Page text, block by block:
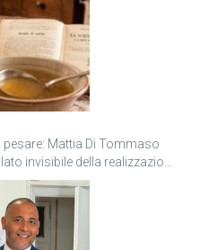
Mattia Di Tommaso
invisibile della realizzazione